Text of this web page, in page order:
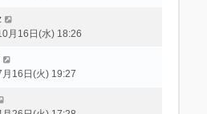
月16日(水) 18:26
16日(火) 19:27